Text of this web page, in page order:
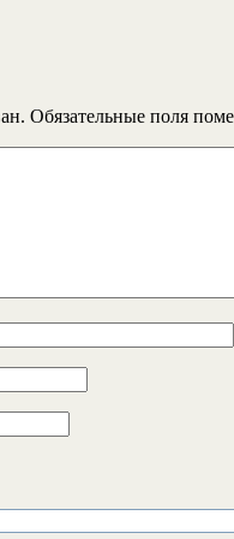
Обязательные поля